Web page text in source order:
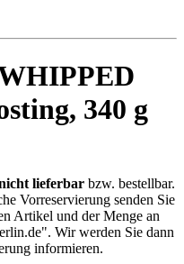
340 g
lieferbar bzw. bestellbar.
Vorreservierung senden Sie
Artikel und der Menge an
". Wir werden Sie dann
informieren.